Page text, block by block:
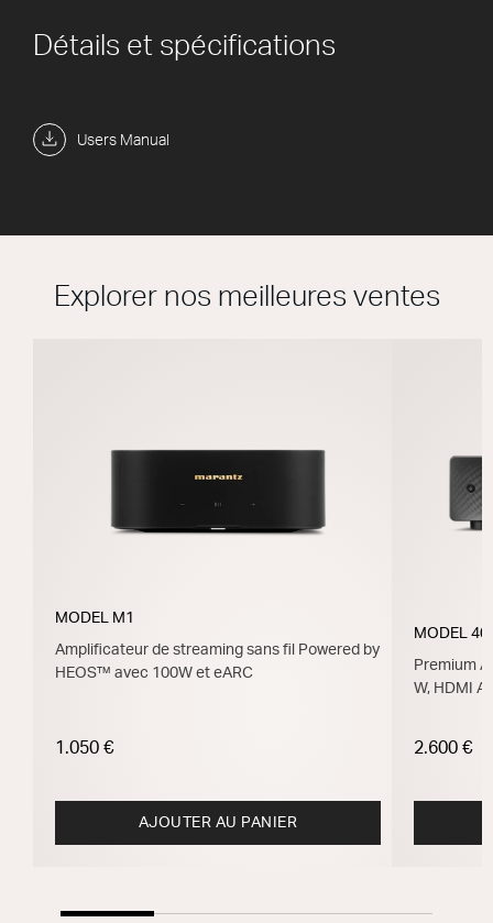
Détails et spécifications
Users Manual
Explorer nos meilleures ventes
MODEL M1
Amplificateur de streaming sans fil Powered by
HEOS™ avec 100W et eARC
1.050 €
AJOUTER AU PANIER
MODEL
Premium
W, HDMI
2.600 €